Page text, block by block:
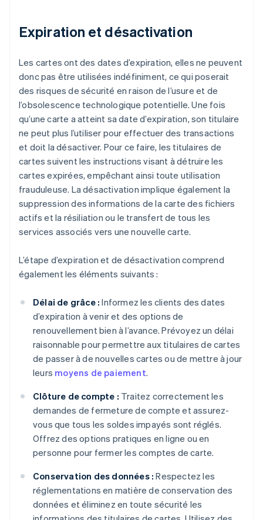
Expiration et désactivation
Les cartes ont des dates d’expiration, elles ne peuvent
donc pas être utilisées indéfiniment, ce qui poserait
des risques de sécurité en raison de l’usure et de
l’obsolescence technologique potentielle. Une fois
qu’une carte a atteint sa date d’expiration, son titulaire
ne peut plus l’utiliser pour effectuer des transactions
et doit la désactiver. Pour ce faire, les titulaires de
cartes suivent les instructions visant à détruire les
cartes expirées, empêchant ainsi toute utilisation
frauduleuse. La désactivation implique également la
suppression des informations de la carte des fichiers
actifs et la résiliation ou le transfert de tous les
services associés vers une nouvelle carte.
L’étape d’expiration et de désactivation comprend
également les éléments suivants :
Délai de grâce : Informez les clients des dates
d’expiration à venir et des options de
renouvellement bien à l’avance. Prévoyez un délai
raisonnable pour permettre aux titulaires de cartes
de passer à de nouvelles cartes ou de mettre à jour
leurs moyens de paiement.
Clôture de compte : Traitez correctement les
demandes de fermeture de compte et assurez-
vous que tous les soldes impayés sont réglés.
Offrez des options pratiques en ligne ou en
personne pour fermer les comptes de carte.
Conservation des données : Respectez les
réglementations en matière de conservation des
données et éliminez en toute sécurité les